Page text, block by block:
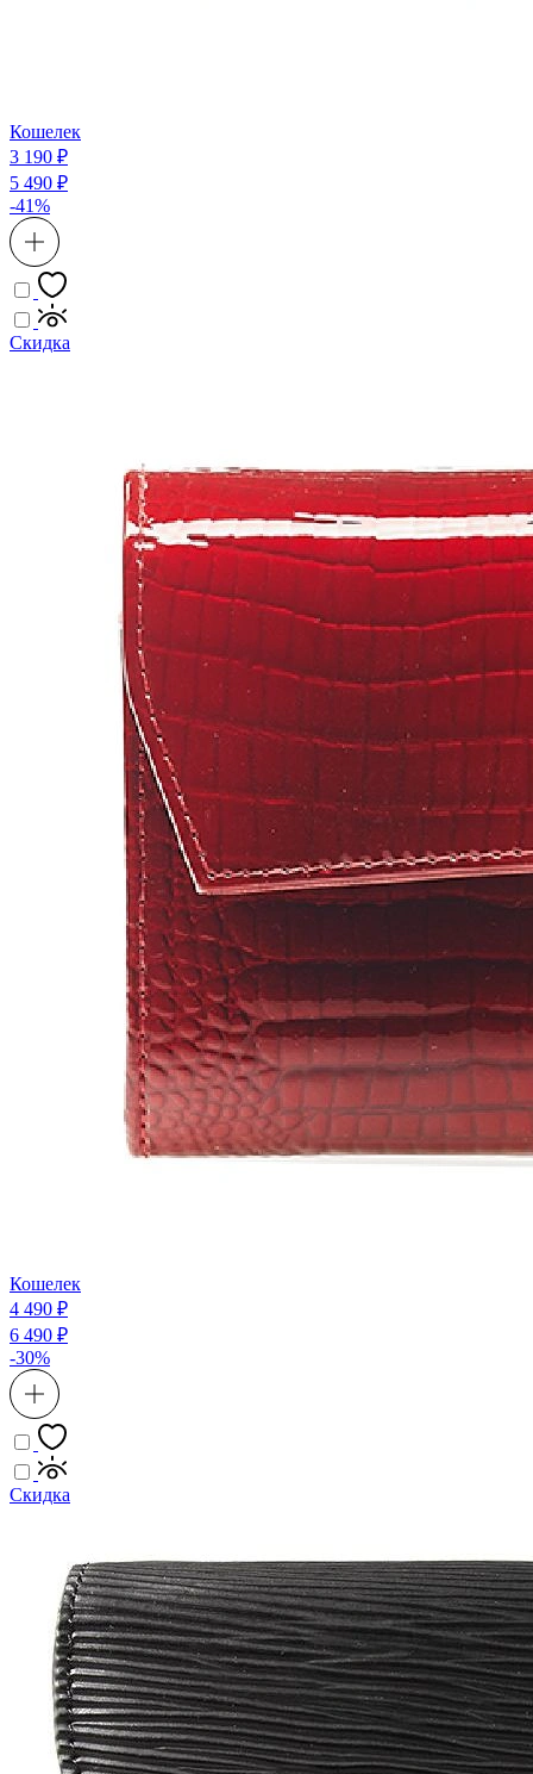
Кошелек
3 190 ₽
5 490 ₽
-41%
Скидка
Кошелек
4 490 ₽
6 490 ₽
-30%
Скидка